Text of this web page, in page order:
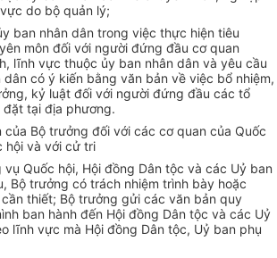
do bộ quản lý;
ban nhân dân trong việc thực hiện tiêu
môn đối với người đứng đầu cơ quan
lĩnh vực thuộc ủy ban nhân dân và yêu cầu
dân có ý kiến bằng văn bản về việc bổ nhiệm,
kỷ luật đối với người đứng đầu các tổ
tại địa phương.
của Bộ trưởng đối với các cơ quan của Quốc
hội và với cử tri
vụ Quốc hội, Hội đồng Dân tộc và các Uỷ ban
Bộ trưởng có trách nhiệm trình bày hoặc
thiết; Bộ trưởng gửi các văn bản quy
ban hành đến Hội đồng Dân tộc và các Uỷ
lĩnh vực mà Hội đồng Dân tộc, Uỷ ban phụ